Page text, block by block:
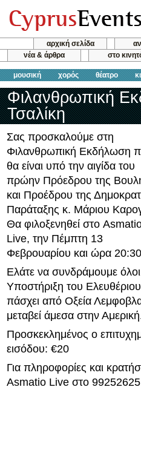
αρχική σελίδα
νέα & άρθρα
στο
μουσική χορός θέατρο
Φιλανθρωπική
Τσαλίκη
Σας προσκαλούμε στη
Φιλανθρωπική Εκδήλωση
θα είναι υπό την αιγίδα του
πρώην Πρόεδρου της
και Προέδρου της
Παράταξης κ. Μάριου
Θα φιλοξενηθεί στο
Live, την Πέμπτη 13
Φεβρουαρίου και ώρα
Ελάτε να συνδράμουμε
Υποστήριξη του
πάσχει από Οξεία
μεταβεί άμεσα στην
Προσκεκλημένος ο
εισόδου: €20
Για πληροφορίες και
Asmatio Live στο 99252625